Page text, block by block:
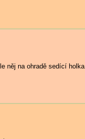
něj na ohradě sedící holka.